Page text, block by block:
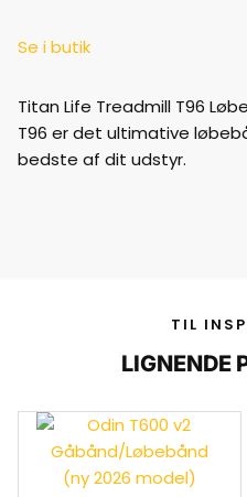
Se i butik
Titan Life Treadmill T96
T96 er det ultimative
bedste af dit udstyr.
TIL
LIGNENDE